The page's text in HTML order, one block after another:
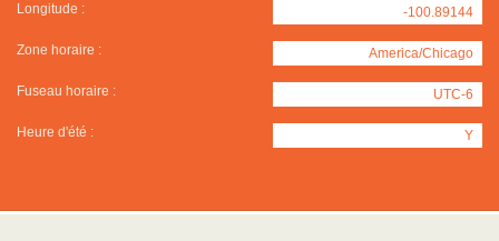
Longitude : -100.89144
Zone horaire : America/Chicago
Fuseau horaire : UTC-6
Heure d'été : Y